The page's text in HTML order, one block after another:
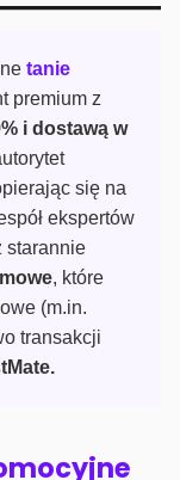
tanie
premium z
i dostawą w
się na
ekspertów
starannie
, które
(m.in.
transakcji